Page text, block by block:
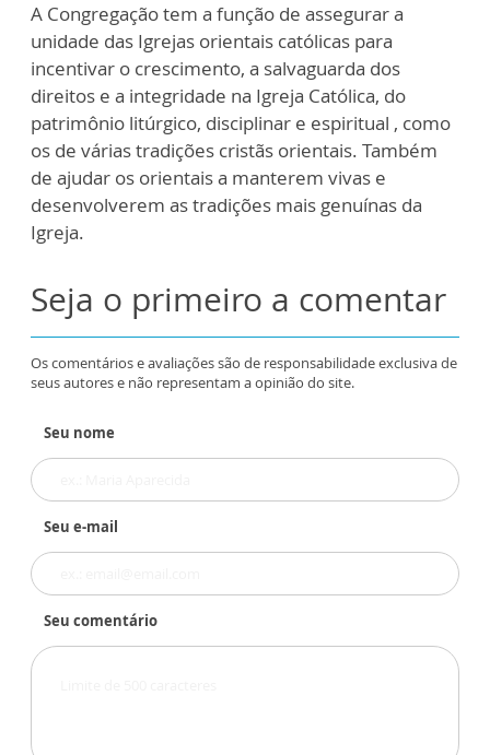
A Congregação tem a função de assegurar a
unidade das Igrejas orientais católicas para
incentivar o crescimento, a salvaguarda dos
direitos e a integridade na Igreja Católica, do
patrimônio litúrgico, disciplinar e espiritual , como
os de várias tradições cristãs orientais. Também
de ajudar os orientais a manterem vivas e
desenvolverem as tradições mais genuínas da
Igreja.
Seja o primeiro a comentar
Os comentários e avaliações são de responsabilidade exclusiva de
seus autores e não representam a opinião do site.
Seu nome
Seu e-mail
Seu comentário